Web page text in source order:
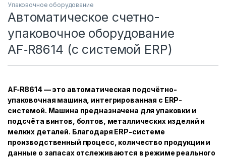
Упаковочное оборудование
Автоматическое счетно-
упаковочное оборудование
AF‑R8614 (с системой ERP)
AF‑R8614 — это автоматическая подсчётно-
упаковочная машина, интегрированная с ERP-
системой. Машина предназначена для упаковки и
подсчёта винтов, болтов, металлических изделий и
мелких деталей. Благодаря ERP-системе
производственный процесс, количество продукции и
данные о запасах отслеживаются в режиме реального